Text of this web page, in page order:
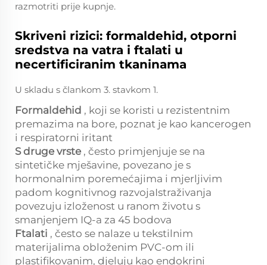
razmotriti prije kupnje.
Skriveni rizici: formaldehid, otporni
sredstva na vatra i ftalati u
necertificiranim tkaninama
U skladu s člankom 3. stavkom 1.
Formaldehid , koji se koristi u rezistentnim
premazima na bore, poznat je kao kancerogen
i respiratorni iritant
S druge vrste , često primjenjuje se na
sintetičke mješavine, povezano je s
hormonalnim poremećajima i mjerljivim
padom kognitivnog razvojaIstraživanja
povezuju izloženost u ranom životu s
smanjenjem IQ-a za 45 bodova
Ftalati , često se nalaze u tekstilnim
materijalima obloženim PVC-om ili
plastifikovanim, djeluju kao endokrini